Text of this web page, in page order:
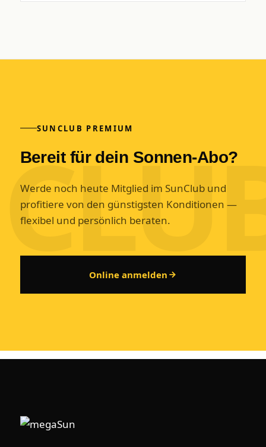
SUNCLUB PREMIUM
Bereit für dein Sonnen-Abo?
Werde noch heute Mitglied im SunClub und
profitiere von den günstigsten Konditionen —
flexibel und persönlich beraten.
Online anmelden